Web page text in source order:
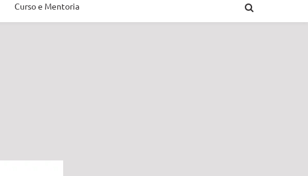
Curso e Mentoria